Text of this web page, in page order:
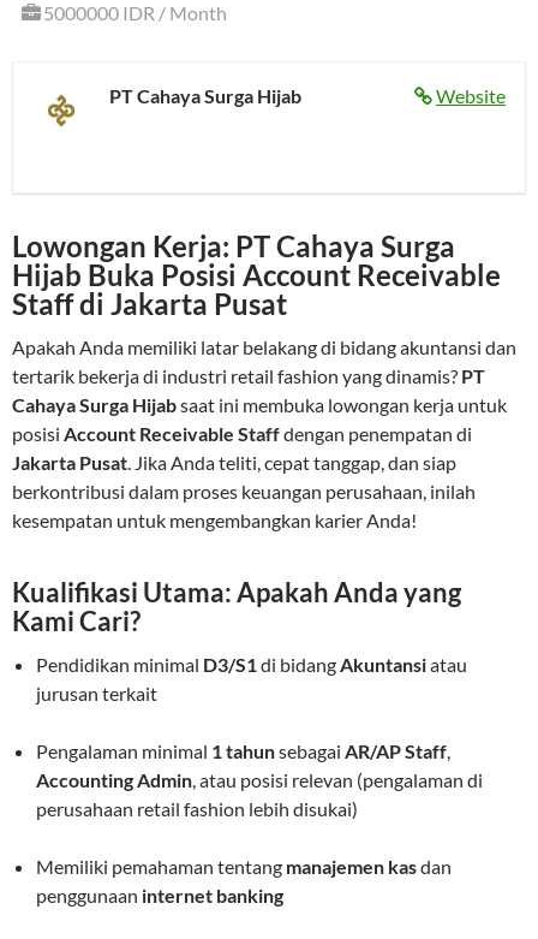
5000000 IDR / Month
Website
PT Cahaya Surga Hijab
Lowongan Kerja: PT Cahaya Surga
Hijab Buka Posisi Account Receivable
Staff di Jakarta Pusat
Apakah Anda memiliki latar belakang di bidang akuntansi dan
tertarik bekerja di industri retail fashion yang dinamis? PT
Cahaya Surga Hijabsaat ini membuka lowongan kerja untuk
posisi Account Receivable Staffdengan penempatan di
Jakarta Pusat. Jika Anda teliti, cepat tanggap, dan siap
berkontribusi dalam proses keuangan perusahaan, inilah
kesempatan untuk mengembangkan karier Anda!
Kualifikasi Utama: Apakah Anda yang
Kami Cari?
Pendidikan minimal D3/S1di bidangAkuntansiatau
jurusan terkait
Pengalaman minimal 1 tahunsebagai AR/AP Staff,
Accounting Admin, atau posisi relevan (pengalaman di
perusahaan retail fashion lebih disukai)
Memiliki pemahaman tentang manajemen kasdan
penggunaan internet banking